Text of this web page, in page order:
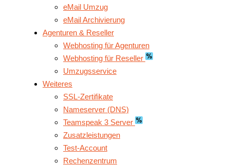
eMail Umzug
eMail Archivierung
Agenturen & Reseller
Webhosting für Agenturen
Webhosting für Reseller
Umzugsservice
Weiteres
SSL-Zertifikate
Nameserver (DNS)
Teamspeak 3 Server
Zusatzleistungen
Test-Account
Rechenzentrum